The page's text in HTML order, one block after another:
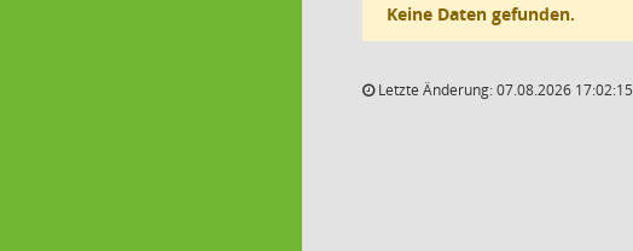
Keine Daten gefunden.
Letzte Änderung: 07.08.2026 17:02:15